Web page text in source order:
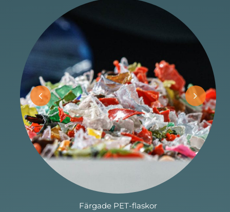
Transparenta PET-tråg